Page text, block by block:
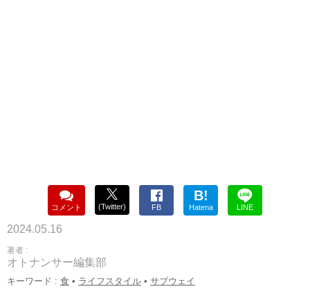
コメント (Twitter) FB
B!
Hatena LINE
2024.05.16
著者 :
オトナンサー編集部
キーワード : 食 • ライフスタイル • サブウェイ